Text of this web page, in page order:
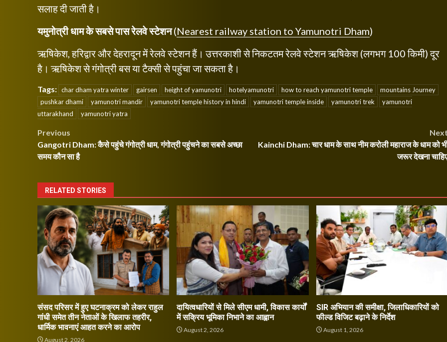
सलाह दी जाती है।
यमुनोत्री धाम के सबसे पास रेलवे स्टेशन(Nearest railway station to Yamunotri Dham)
ऋषिकेश, हरिद्वार और देहरादून में रेलवे स्टेशन हैं। उत्तरकाशी से निकटतम रेलवे स्टेशन ऋषिकेश (लगभग 100 किमी) दूर
है। ऋषिकेश से गंगोत्री बस या टैक्सी से पहुंचा जा सकता है।
Tags: char dham yatra winter gairsen height of yamunotri hotelyamunotri how to reach yamunotri temple
mountains Journey
pushkar dhami
yamunotri mandir yamunotri temple history in hindi yamunotri temple inside yamunotri trek
yamunotri
uttarakhand
yamunotri yatra
Post
navigation
Previous
Gangotri Dham: कैसे पहुंचे गंगोत्री धाम, गंगोत्री पहुंचने का सबसे अच्छा
समय कौन सा है
Kainchi Dham: चार धाम के साथ नीम करोली महाराज के धाम को
जरूर देखना
RELATED STORIES
संसद परिसर में हुए घटनाक्रम को लेकर राहुल
गांधी समेत तीन नेताओं के खिलाफ तहरीर,
धार्मिक भावनाएं आहत करने का आरोप
August 2, 2026
दायित्वधारियों से मिले सीएम धामी, विकास कार्यों
में सक्रिय भूमिका निभाने का आह्वान
August 2, 2026
SIR अभियान की समीक्षा, जिलाधिकारियों को
फील्ड विजिट बढ़ाने के निर्देश
August 1, 2026